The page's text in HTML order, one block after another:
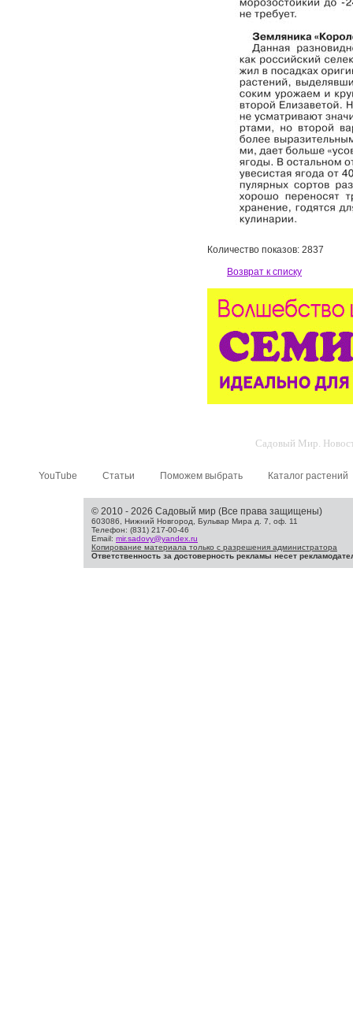
Количество показов: 2837
Возврат к списку
Садовый Мир.
YouTube Статьи Поможем выбрать Каталог растений
© 2010 - 2026 Садовый мир (Все права защищены)
603086, Нижний Новгород, Бульвар Мира д. 7, оф. 11
Телефон: (831) 217-00-46
Email: mir.sadovy@yandex.ru
Копирование материала только с разрешения администратора
Ответственность за достоверность рекламы несет